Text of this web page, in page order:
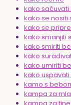
kako sačuvati
kako se
kako se
kako smanjiti
kako smiriti
kako
kako umiriti
kako
kamo s
kampa za